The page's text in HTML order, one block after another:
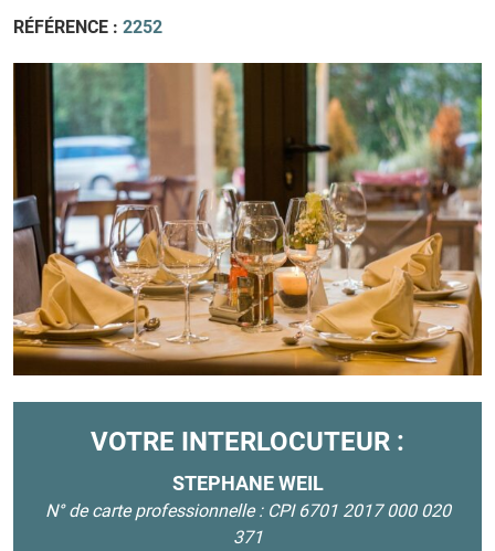
RÉFÉRENCE : 2252
VOTRE INTERLOCUTEUR :
STEPHANE WEIL
N° de carte professionnelle : CPI 6701 2017 000 020
371